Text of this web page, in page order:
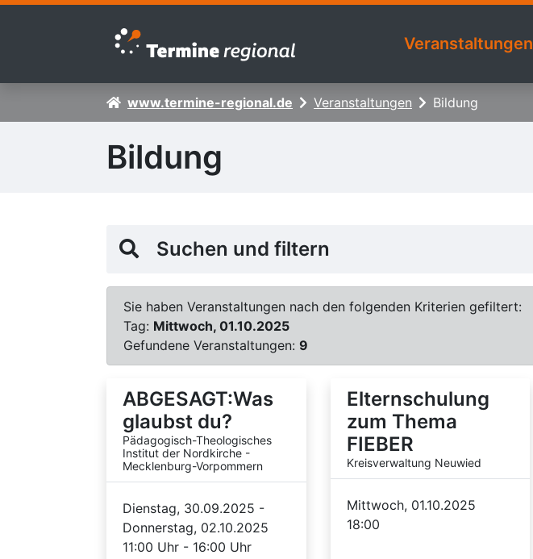
Zur Navigation springen
Zum Inhalt springen
Veranstaltungen
www.termine-regional.de Veranstaltungen Bildung
Bildung
Suchen und filtern
Sie haben Veranstaltungen nach den folgenden Kriterien gefiltert:
Tag: Mittwoch, 01.10.2025
Gefundene Veranstaltungen: 9
ABGESAGT:Was
glaubst du?
Pädagogisch-Theologisches
Institut der Nordkirche -
Mecklenburg-Vorpommern
Dienstag, 30.09.2025 -
Donnerstag, 02.10.2025
11:00 Uhr - 16:00 Uhr
Elternschulung
zum Thema
FIEBER
Kreisverwaltung Neuwied
Mittwoch, 01.10.2025
18:00